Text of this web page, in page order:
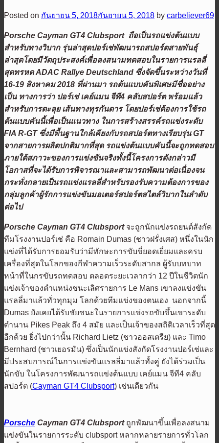
Posted on กันยายน 5, 2018กันยายน 5, 2018 by carbeliever69
Porsche Cayman GT4 Clubsport ถือเป็นรถแข่งต้นแบบ
สำหรับทางวิบาก รุ่นล่าสุดปอร์เช่พัฒนารถสปอร์ตสายพันธุ์
ล่าสุดโดยมีวัตถุประสงค์เพื่อลงสนามทดสอบในรายการแรลลี่
สุดทรหด ADAC Rallye Deutschland ซึ่งจัดขึ้นระหว่างวันที่
16-19 สิงหาคม 2018 ที่ผ่านมา รถต้นแบบคันพิเศษมีชื่ออย่าง
เป็น ทางการว่า ปอร์เช่ เคย์แมน จีที4 คลับสปอร์ต พร้อมแล้ว
สำหรับการตะลุย เส้นทางทุรกันดาร โดยปอร์เช่ต้องการใช้รถ
ต้นแบบคันนี้เพื่อเป็นแนวทาง ในการสร้างสรรค์รถแข่งระดับ
FIA R-GT ซึ่งมีพื้นฐานใกล้เคียงกับรถสปอร์ตทางเรียบรุ่น GT
จากสายการผลิตปกติมากที่สุด รถแข่งต้นแบบคันนี้จะถูกทดสอบ
ภายใต้สภาวะของการแข่งขันจริงทั้งนี้โครงการดังกล่าวมี
โอกาสที่จะได้รับการพิจารณาและสามารถพัฒนาต่อเนื่องจน
กระทั่งกลายเป็นรถแข่งแรลลี่สำหรับรองรับความต้องการของ
กลุ่มลูกค้าผู้รักการแข่งขันมอเตอร์สปอร์ตสไตล์วิบากในลำดับ
ต่อไป
Porsche Cayman GT4 Clubsport จะถูกนักแข่งรถยนต์สังกัด
ทีมโรงงานปอร์เช่ คือ Romain Dumas (ชาวฝรั่งเศส) หนึ่งในนัก
แข่งที่ได้รับการยอมรับว่ามีทักษะการขับขี่ยอดเยี่ยมและครบ
เครื่องที่สุดในโลกของกีฬาความเร็วระดับสากล ผู้รับบทบาท
หน้าที่ในกรขับรถทดสอบ ตลอดระยะเวลากว่า 12 ปีในชีวิตนัก
แข่งเจ้าของตำแหน่งชนะเลิศรายการ Le Mans เขาลงแข่งขัน
แรลลี่มาแล้วทั่วทุกมุม โลกด้วยทีมแข่งของตนเอง นอกจากนี้
Dumas ยังเคยได้รับชัยชนะในรายการแข่งรถขับขึ้นเขาระดับ
ตำนาน Pikes Peak ถึง 4 สมัย และเป็นเจ้าของสถิติเวลาเร็วที่สุด
อีกด้วย ยิ่งไปกว่านั้น Richard Lietz (ชาวออสเตรีย) และ Timo
Bernhard (ชาวเยอรมัน) ซึ่งเป็นนักแข่งสังกัดโรงงานปอร์เช่และ
มีประสบการณ์ในการแข่งขันแรลลี่มาแล้วทั้งคู่ ยังได้ร่วมเป็น
นักขับ ในโครงการพัฒนารถแข่งต้นแบบ เคย์แมน จีที4 คลับ
สปอร์ต (Cayman GT4 Clubsport) เช่นเดียวกัน
Porsche Cayman GT4 Clubsport ถูกพัฒนาขึ้นเพื่อลงสนาม
แข่งขันในรายการระดับ clubsport หลากหลายรายการทั่วโลก